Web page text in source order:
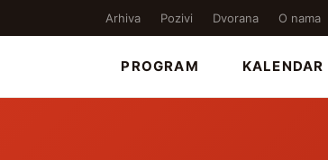
Arhiva Pozivi Dvorana O nama
PROGRAM KALENDAR